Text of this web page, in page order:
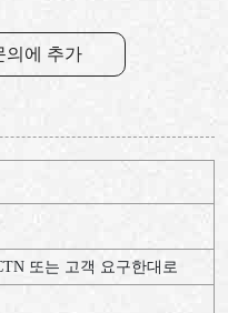
의에 추가
또는 고객 요구한대로